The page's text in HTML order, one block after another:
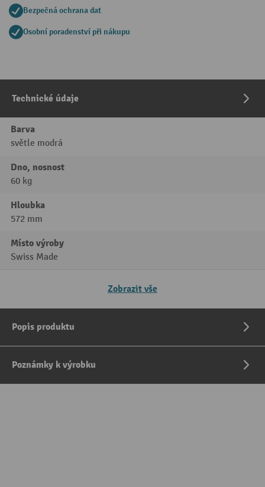
Bezpečná ochrana dat
Osobní poradenství při nákupu
Technické údaje
Barva
světle modrá
Dno, nosnost
60 kg
Hloubka
572 mm
Místo výroby
Swiss Made
Zobrazit vše
Popis produktu
Poznámky k výrobku